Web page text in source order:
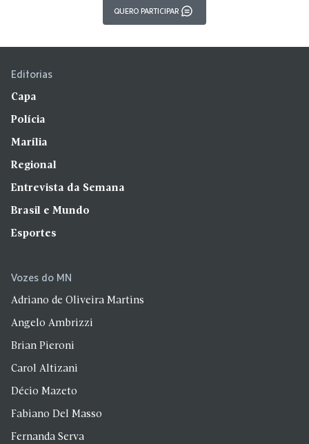
QUERO PARTICIPAR
Editorias
Capa
Polícia
Marília
Regional
Entrevista da Semana
Brasil e Mundo
Esportes
Vozes do MN
Adriano de Oliveira Martins
Angelo Ambrizzi
Brian Pieroni
Carol Altizani
Décio Mazeto
Fabiano Del Masso
Fernanda Serva